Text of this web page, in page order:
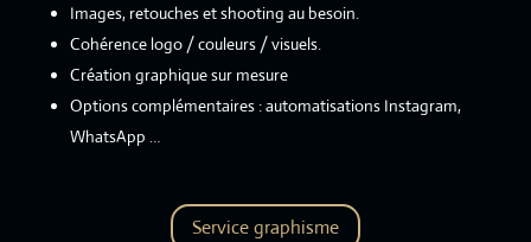
Images, retouches et shooting au besoin.
Cohérence logo / couleurs / visuels.
Création graphique sur mesure
Options complémentaires : automatisations Instagram,
WhatsApp …
Service graphisme